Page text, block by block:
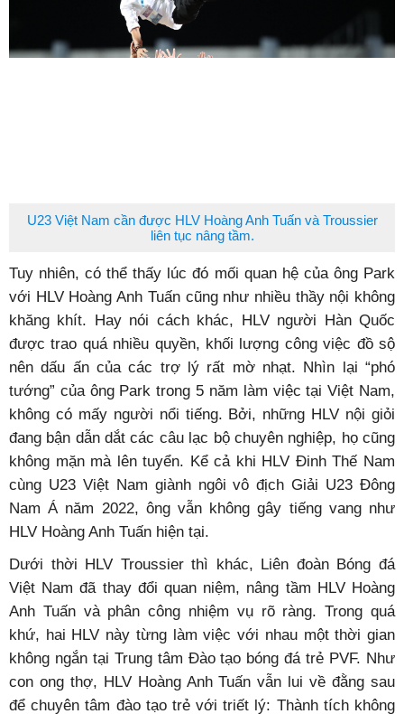
U23 Việt Nam cần được HLV Hoàng Anh Tuấn và Troussier
liên tục nâng tầm.
Tuy nhiên, có thể thấy lúc đó mối quan hệ của ông Park
với HLV Hoàng Anh Tuấn cũng như nhiều thầy nội không
khăng khít. Hay nói cách khác, HLV người Hàn Quốc
được trao quá nhiều quyền, khối lượng công việc đồ sộ
nên dấu ấn của các trợ lý rất mờ nhạt. Nhìn lại “phó
tướng” của ông Park trong 5 năm làm việc tại Việt Nam,
không có mấy người nổi tiếng. Bởi, những HLV nội giỏi
đang bận dẫn dắt các câu lạc bộ chuyên nghiệp, họ cũng
không mặn mà lên tuyển. Kể cả khi HLV Đinh Thế Nam
cùng U23 Việt Nam giành ngôi vô địch Giải U23 Đông
Nam Á năm 2022, ông vẫn không gây tiếng vang như
HLV Hoàng Anh Tuấn hiện tại.
Dưới thời HLV Troussier thì khác, Liên đoàn Bóng đá
Việt Nam đã thay đổi quan niệm, nâng tầm HLV Hoàng
Anh Tuấn và phân công nhiệm vụ rõ ràng. Trong quá
khứ, hai HLV này từng làm việc với nhau một thời gian
không ngắn tại Trung tâm Đào tạo bóng đá trẻ PVF. Như
con ong thợ, HLV Hoàng Anh Tuấn vẫn lui về đằng sau
để chuyên tâm đào tạo trẻ với triết lý: Thành tích không